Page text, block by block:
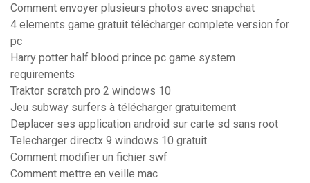
Comment envoyer plusieurs photos avec snapchat
4 elements game gratuit télécharger complete version for
pc
Harry potter half blood prince pc game system
requirements
Traktor scratch pro 2 windows 10
Jeu subway surfers à télécharger gratuitement
Deplacer ses application android sur carte sd sans root
Telecharger directx 9 windows 10 gratuit
Comment modifier un fichier swf
Comment mettre en veille mac